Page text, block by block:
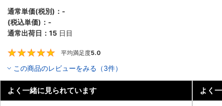
通常単価(税別)： -
(税込単価)： -
通常出荷日： 15 日目
平均満足度5.0
この商品のレビューをみる（3件）
よく一緒に見られています よく